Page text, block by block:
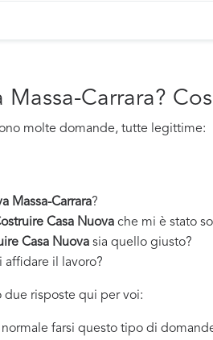
Carrara?
molte domande, tutte legittime:
Massa-Carrara?
Casa Nuova che mi è stato
Casa Nuova sia quello giusto?
il lavoro?
due risposte qui per voi:
farsi questo tipo di